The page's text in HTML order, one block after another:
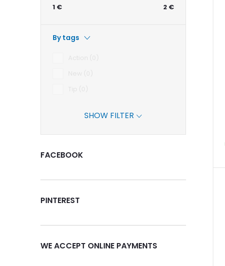
1 € 2 €
By tags
SHOW FILTER
FACEBOOK
PINTEREST
WE ACCEPT ONLINE PAYMENTS